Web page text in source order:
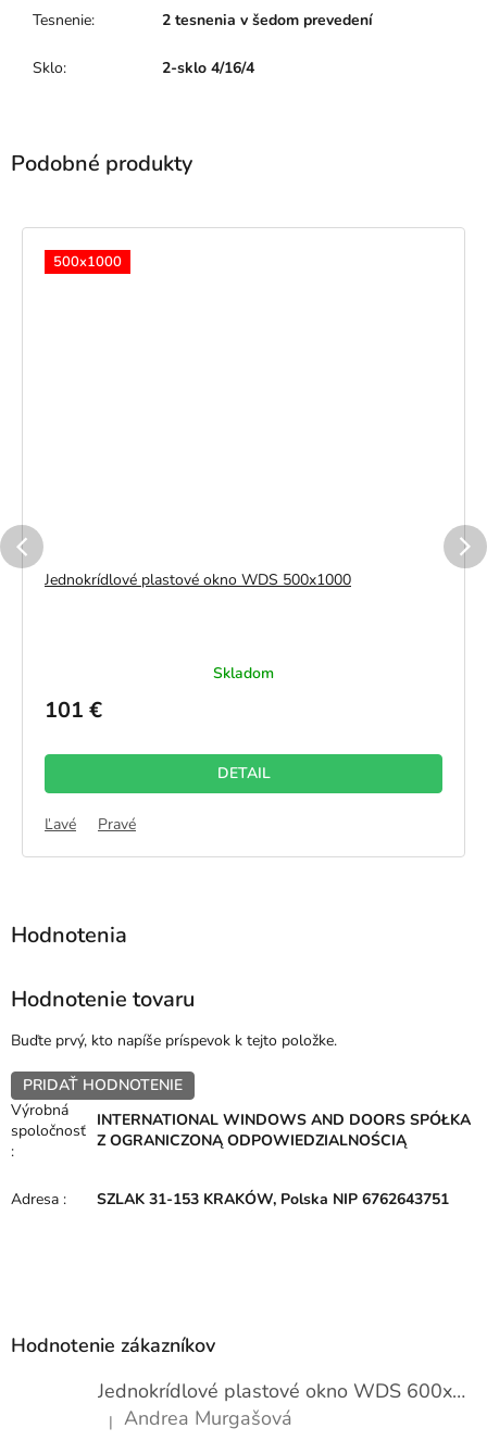
Tesnenie: 2 tesnenia v šedom prevedení
Sklo: 2-sklo 4/16/4
500x1000
Jednokrídlové plastové okno WDS 500x1000
Skladom
101 €
DETAIL
Ľavé Pravé
Hodnotenie tovaru
Buďte prvý, kto napíše príspevok k tejto položke.
PRIDAŤ HODNOTENIE
Výrobná
spoločnosť
:
INTERNATIONAL WINDOWS AND DOORS SPÓŁKA
Z OGRANICZONĄ ODPOWIEDZIALNOŚCIĄ
Adresa : SZLAK 31-153 KRAKÓW, Polska NIP 6762643751
Hodnotenie zákazníkov
Jednokrídlové plastové okno WDS 600x1000
Hodnotenie produktu je 5 z 5 hviezdičiek.
| Andrea Murgašová